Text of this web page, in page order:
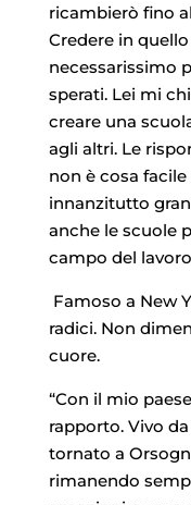
ricambierò fino
Credere in
necessarissimo
sperati. Lei mi
creare una
agli altri. Le
non è cosa
innanzitutto
anche le scuole
campo del
Famoso a New
radici. Non
cuore.
“Con il mio
rapporto. Vivo
tornato a
rimanendo